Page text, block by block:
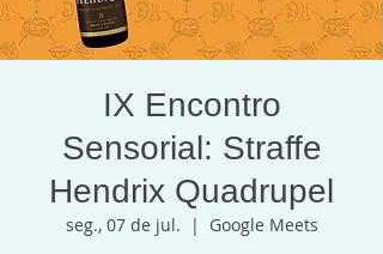
IX Encontro
Sensorial: Straffe
Hendrix Quadrupel
seg., 07 de jul.
  |
Google Meets